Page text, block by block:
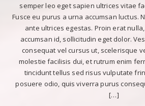
semper leo eget sapien ultrices vitae
Fusce eu purus a urna accumsan luctus.
ante ultrices egestas. Proin erat
accumsan id, sollicitudin eget dolor.
consequat vel cursus ut, scelerisque
molestie facilisis dui, et rutrum enim
tincidunt tellus sed risus vulputate
posuere odio, quis viverra purus
[…]